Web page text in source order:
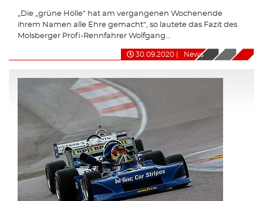
„Die „grüne Hölle“ hat am vergangenen Wochenende
ihrem Namen alle Ehre gemacht“, so lautete das Fazit des
Molsberger Profi-Rennfahrer Wolfgang...
30.09.2020 News